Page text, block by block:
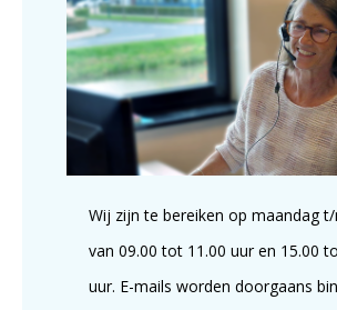
Wij zijn te bereiken op maandag
van 09.00 tot 11.00 uur en 15.00
uur. E-mails worden doorgaans